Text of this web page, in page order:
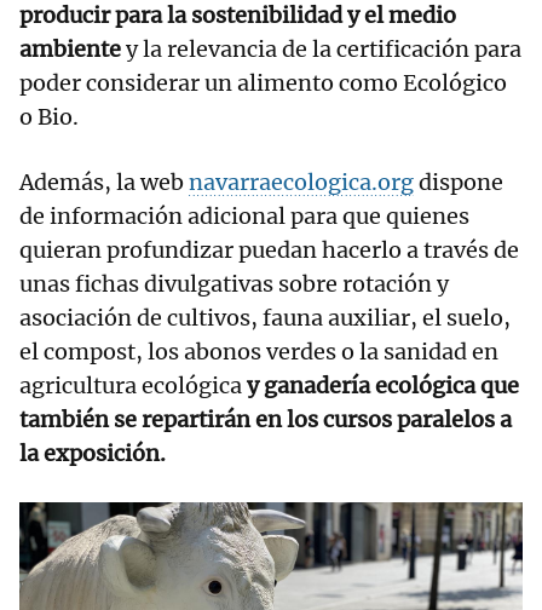
producir para la sostenibilidad y el medio
ambientey la relevancia de la certificación para
poder considerar un alimento como Ecológico
o Bio.
Además, la webnavarraecologica.orgdispone
de información adicional para que quienes
quieran profundizar puedan hacerlo a través de
unas fichas divulgativas sobre rotación y
asociación de cultivos, fauna auxiliar, el suelo,
el compost, los abonos verdes o la sanidad en
agricultura ecológicay ganadería ecológica que
también se repartirán en los cursos paralelos a
la exposición.